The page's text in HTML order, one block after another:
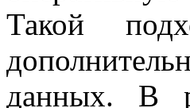
Такой
данных. В